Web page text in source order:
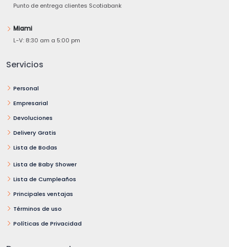
Punto de entrega clientes Scotiabank
Miami
L-V: 8:30 am a 5:00 pm
Servicios
Personal
Empresarial
Devoluciones
Delivery Gratis
Lista de Bodas
Lista de Baby Shower
Lista de Cumpleaños
Principales ventajas
Términos de uso
Políticas de Privacidad